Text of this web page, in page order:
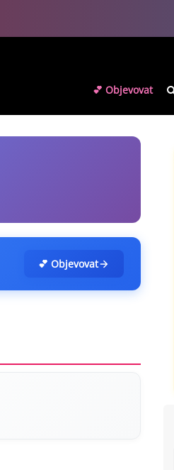
💕 Objevovat
💕 Objevovat